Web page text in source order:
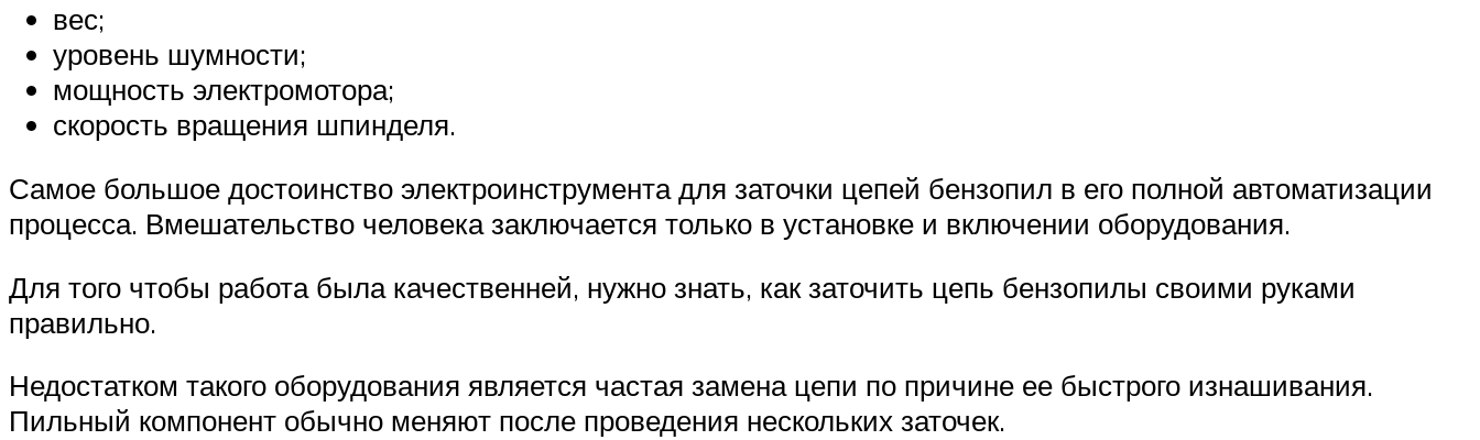
вес;
уровень шумности;
мощность электромотора;
скорость вращения шпинделя.
Самое большое достоинство электроинструмента для заточки цепей бензопил в его полной автоматизации
процесса. Вмешательство человека заключается только в установке и включении оборудования.
Для того чтобы работа была качественней, нужно знать, как заточить цепь бензопилы своими руками
правильно.
Недостатком такого оборудования является частая замена цепи по причине ее быстрого изнашивания.
Пильный компонент обычно меняют после проведения нескольких заточек.